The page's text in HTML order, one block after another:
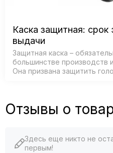
Каска защитная:
выдачи
Защитная каска –
большинстве производств
Она призвана защитить
Отзывы о
Здесь еще никто не
первым!